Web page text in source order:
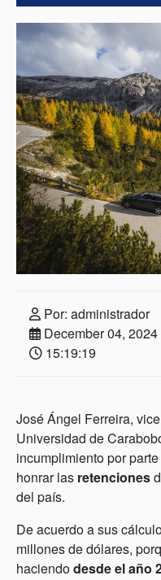
Por: administrador
December 04, 2024
15:19:19
José Ángel Ferreira,
Universidad de
incumplimiento por
honrar las retenciones
del país.
De acuerdo a sus
millones de dólares,
haciendodesde el año